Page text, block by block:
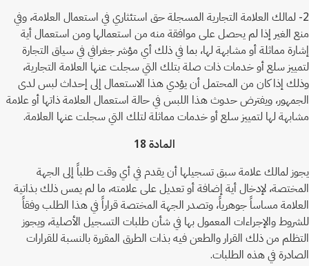
2- لمالك العلامة التجارية المسجلة حق استئثاري في استعمال العلامة، وفي
منع الغير إذا لم يحصل على موافقة منه من استعمالها ومن استعمال أية
إشارة مماثلة أو مشابهة لها، بما في ذلك أي مؤشر جغرافي في سياق التجارة
لتمييز سلع أو خدمات ذات صلة بتلك التي سجلت عنها العلامة التجارية،
وذلك إذا كان من المحتمل أن يؤدي هذا الاستعمال إلى إحداث لبس لدى
الجمهور، ويفترض حدوث هذا اللبس في حالة استعمال العلامة ذاتها أو علامة
مشابهة لها لتمييز سلع أو خدمات مماثلة لتلك التي سجلت عنها العلامة.
المادة 18
يجوز لمالك علامة سبق تسجيلها أن يقدم في أي وقت طلباً إلى الجهة
المختصة، لإدخال أية إضافة أو تعديل على علامته، ما لم يمس ذلك بذاتية
العلامة مساساً جوهرياً، وتصدر الجهة المختصة قراراً في هذا الطلب وفقاً
للشروط والإجراءات المعمول بها في شأن طلبات التسجيل الأصلية، ويجوز
التظلم من ذلك القرار والطعن فيه بذات الطرق المقررة بالنسبة للقرارات
الصادرة في هذه الطلبات.